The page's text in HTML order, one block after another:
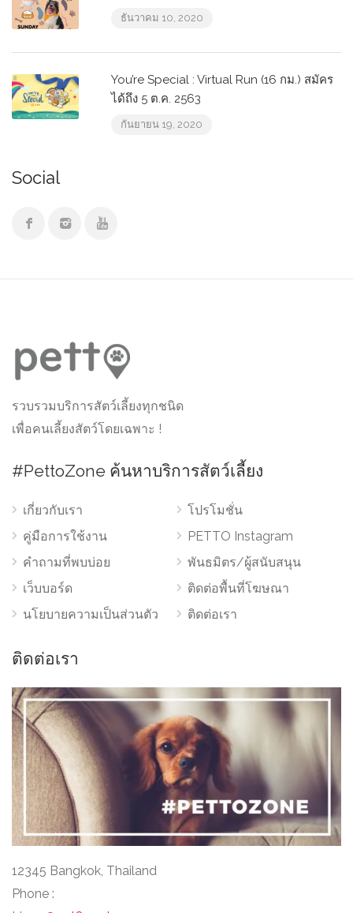
ธันวาคม 10, 2020
You’re Special : Virtual Run (16 กม.) สมัคร
ได้ถึง 5 ต.ค. 2563
กันยายน 19, 2020
Social
รวบรวมบริการสัตว์เลี้ยงทุกชนิด
เพื่อคนเลี้ยงสัตว์โดยเฉพาะ !
#PettoZone ค้นหาบริการสัตว์เลี้ยง
เกี่ยวกับเรา
คู่มือการใช้งาน
คำถามที่พบบ่อย
เว็บบอร์ด
นโยบายความเป็นส่วนตัว
โปรโมชั่น
PETTO Instagram
พันธมิตร/ผู้สนับสนุน
ติดต่อพื้นที่โฆษณา
ติดต่อเรา
ติดต่อเรา
12345 Bangkok, Thailand
Phone :